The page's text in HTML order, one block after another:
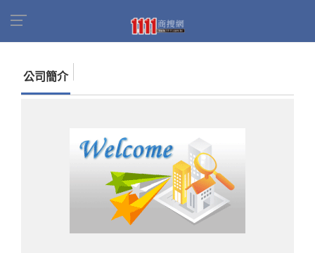
公司簡介